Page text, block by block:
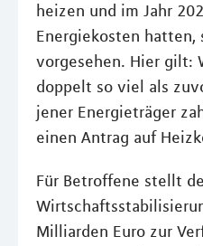
heizen und im Jahr
Energiekosten
vorgesehen. Hier gilt:
doppelt so viel als
jener Energieträger
einen Antrag auf
Für Betroffene stellt
Milliarden Euro zur